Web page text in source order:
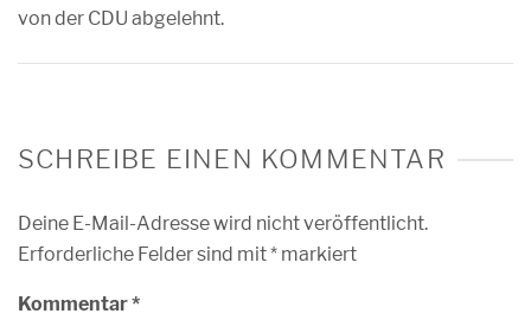
von der CDU abgelehnt.
SCHREIBE EINEN KOMMENTAR
Deine E-Mail-Adresse wird nicht veröffentlicht.
Erforderliche Felder sind mit* markiert
Kommentar*